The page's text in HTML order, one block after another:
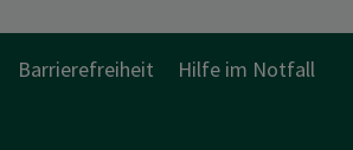
Barrierefreiheit
Hilfe im Notfall